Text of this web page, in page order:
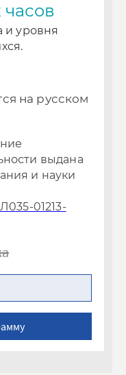
и уровня
на русском
выдана
и науки
01213-